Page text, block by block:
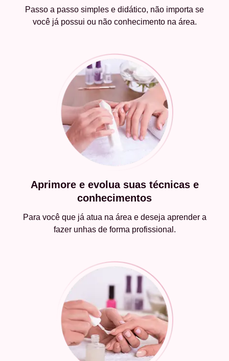
Passo a passo simples e didático, não importa se
você já possui ou não conhecimento na área.
Aprimore e evolua suas técnicas e
conhecimentos
Para você que já atua na área e deseja aprender a
fazer unhas de forma profissional.